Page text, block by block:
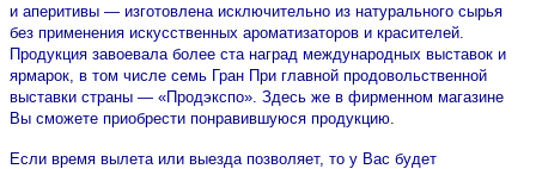
и аперитивы — изготовлена исключительно из натурального сырья
без применения искусственных ароматизаторов и красителей.
Продукция завоевала более ста наград международных выставок и
ярмарок, в том числе семь Гран При главной продовольственной
выставки страны — «Продэкспо». Здесь же в фирменном магазине
Вы сможете приобрести понравившуюся продукцию.
Если время вылета или выезда позволяет, то у Вас будет